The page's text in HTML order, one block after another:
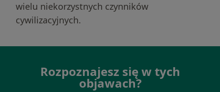
wielu niekorzystnych czynników
cywilizacyjnych.
Rozpoznajesz się w tych
objawach?